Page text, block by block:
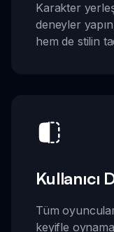
Karakter
deneyler
hem de stilin
Kullanıcı
Tüm
keyifle